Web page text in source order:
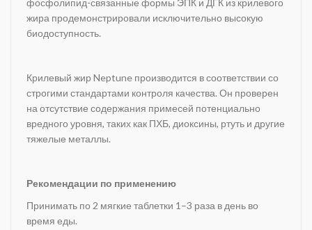
фосфолипид-связанные формы ЭПК и ДГК из крилевого
жира продемонстрировали исключительно высокую
биодоступность.
Крилевый жир Neptune производится в соответствии со
строгими стандартами контроля качества. Он проверен
на отсутствие содержания примесей потенциально
вредного уровня, таких как ПХБ, диоксины, ртуть и другие
тяжелые металлы.
Рекомендации по применению
Принимать по 2 мягкие таблетки 1–3 раза в день во
время еды.